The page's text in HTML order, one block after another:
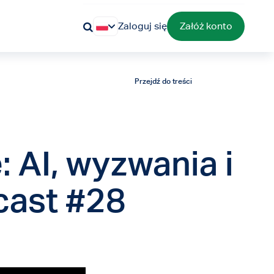
Przejdź do treści
Zaloguj się Załóż konto
AI, wyzwania i
#28